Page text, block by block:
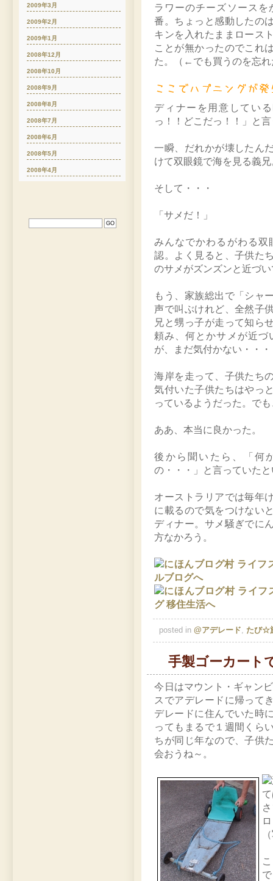
ラワーのチーズソースを
番。ちょっと感動したの
キンを入れたままロース
ことが無かったのでこれ
た。（←でも買うのを忘れ
ディナーを用意してい
っ！！どこだっ！！」と
一瞬、だれかが壊したん
けて双眼鏡で海を見る義
そして・・・
「サメだ！」
みんなでかわるがわる双
認。よく見ると、子供た
のサメがズンズンと近づ
もう、家族総出で「シャ
声で叫ぶけれど、全然子
兄と甥っ子が走って知ら
頼み、何とかサメが近づ
が、まだ気付かない・・
海岸を走って、子供たち
気付いた子供たちはやっ
っているようだった。で
ああ、本当に良かった。
後から聞いたら、「何
の・・・」と言っていた
オーストラリアでは毎年
に載るので気をつけない
ディナー。サメ騒ぎでに
方なかろう。
posted in @アデレード, たび☆
手製ゴーカート
今日はマウント・ギャン
スでアデレードに帰って
デレードに住んでいた時
ってもまるで１週間くら
ちが同じ年なので、子供
会おうね～。
2009年3月
2009年2月
2009年1月
2008年12月
2008年10月
2008年9月
2008年8月
2008年7月
2008年6月
2008年5月
2008年4月